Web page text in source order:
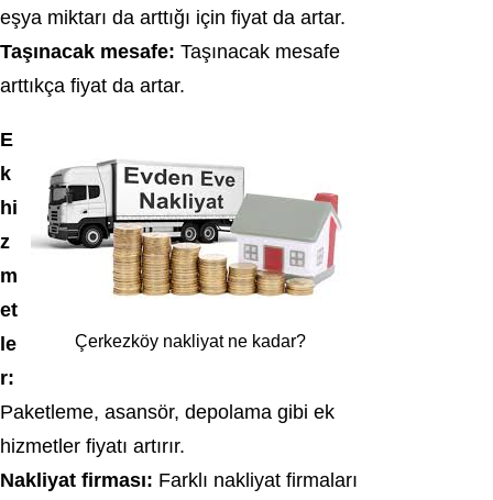
eşya miktarı da arttığı için fiyat da artar.
Taşınacak mesafe: Taşınacak mesafe
arttıkça fiyat da artar.
Çerkezköy nakliyat ne kadar?
E
k
hi
z
m
et
le
r:
Paketleme, asansör, depolama gibi ek
hizmetler fiyatı artırır.
Nakliyat firması: Farklı nakliyat firmaları